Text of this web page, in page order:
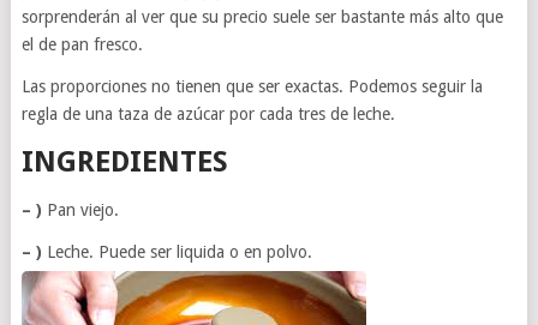
sorprenderán al ver que su precio suele ser bastante más alto que
el de pan fresco.
Las proporciones no tienen que ser exactas. Podemos seguir la
regla de una taza de azúcar por cada tres de leche.
INGREDIENTES
– ) Pan viejo.
– ) Leche. Puede ser liquida o en polvo.